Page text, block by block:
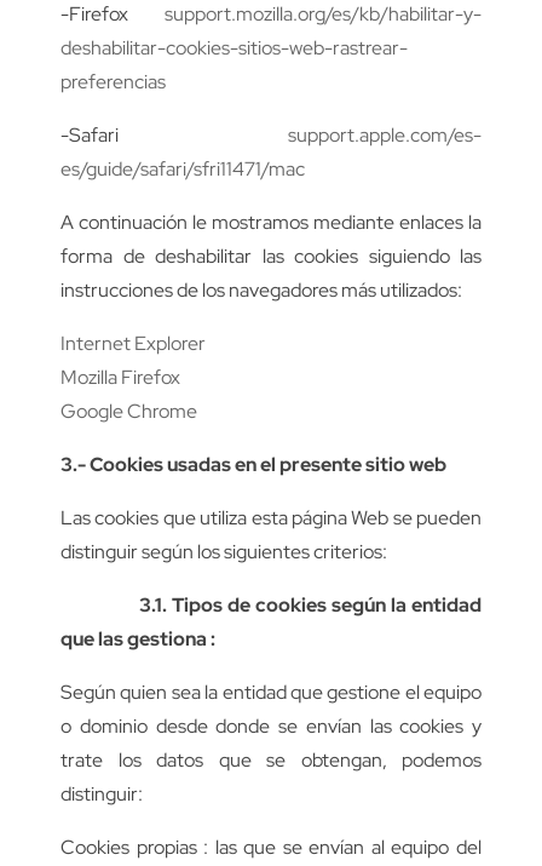
-Firefox support.mozilla.org/es/kb/habilitar-y-
deshabilitar-cookies-sitios-web-rastrear-
preferencias
-Safari support.apple.com/es-
es/guide/safari/sfri11471/mac
A continuación le mostramos mediante enlaces la
forma de deshabilitar las cookies siguiendo las
instrucciones de los navegadores más utilizados:
Internet Explorer
Mozilla Firefox
Google Chrome
3.- Cookies usadas en el presente sitio web
Las cookies que utiliza esta página Web se pueden
distinguir según los siguientes criterios:
3.1. Tipos de cookies según la entidad
que las gestiona :
Según quien sea la entidad que gestione el equipo
o dominio desde donde se envían las cookies y
trate los datos que se obtengan, podemos
distinguir:
Cookies propias : las que se envían al equipo del